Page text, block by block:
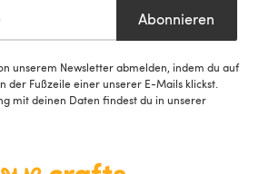
Abonnieren
unserem Newsletter abmelden, indem du auf
der Fußzeile einer unserer E-Mails klickst.
mit deinen Daten findest du in unserer